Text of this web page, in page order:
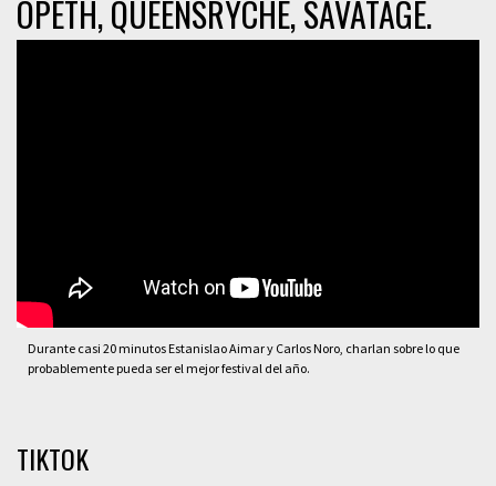
OPETH, QUEENSRYCHE, SAVATAGE.
Durante casi 20 minutos Estanislao Aimar y Carlos Noro, charlan sobre lo que
probablemente pueda ser el mejor festival del año.
TIKTOK